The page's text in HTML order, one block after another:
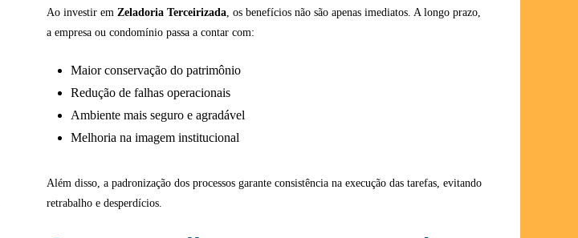
Ao investir em Zeladoria Terceirizada, os benefícios não são apenas imediatos. A longo prazo,
a empresa ou condomínio passa a contar com:
Maior conservação do patrimônio
Redução de falhas operacionais
Ambiente mais seguro e agradável
Melhoria na imagem institucional
Além disso, a padronização dos processos garante consistência na execução das tarefas, evitando
retrabalho e desperdícios.